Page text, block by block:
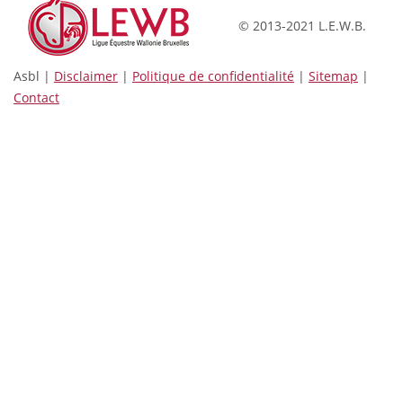
© 2013-2021 L.E.W.B.
Asbl | Disclaimer | Politique de confidentialité | Sitemap |
Contact